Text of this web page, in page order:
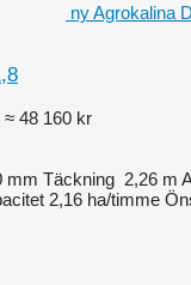
ny Agrokalina
≈ 48 160 kr
mm Täckning 2,26 m
2,16 ha/timme